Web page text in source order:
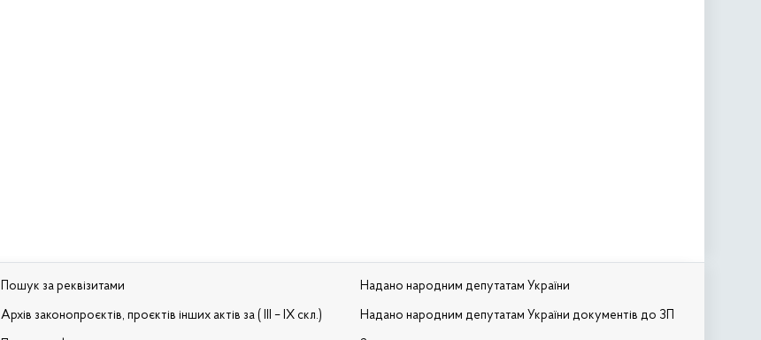
Пошук за реквізитами
Архів законопроєктів, проєктів інших актів за ( III – IX скл.)
Надано народним депутатам України
Надано народним депутатам України документів до ЗП